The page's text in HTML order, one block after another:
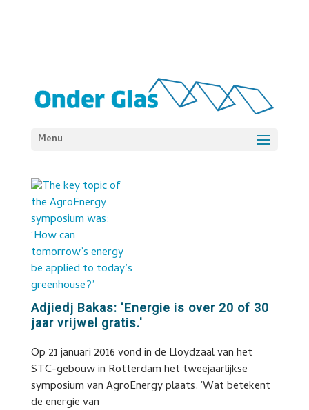
Menu
Adjiedj Bakas: 'Energie is over 20 of 30
jaar vrijwel gratis.'
Op 21 januari 2016 vond in de Lloydzaal van het
STC-gebouw in Rotterdam het tweejaarlijkse
symposium van AgroEnergy plaats. 'Wat betekent
de energie van